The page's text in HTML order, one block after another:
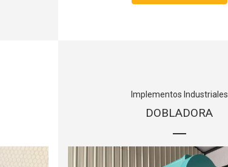
Implementos Industriales
DOBLADORA